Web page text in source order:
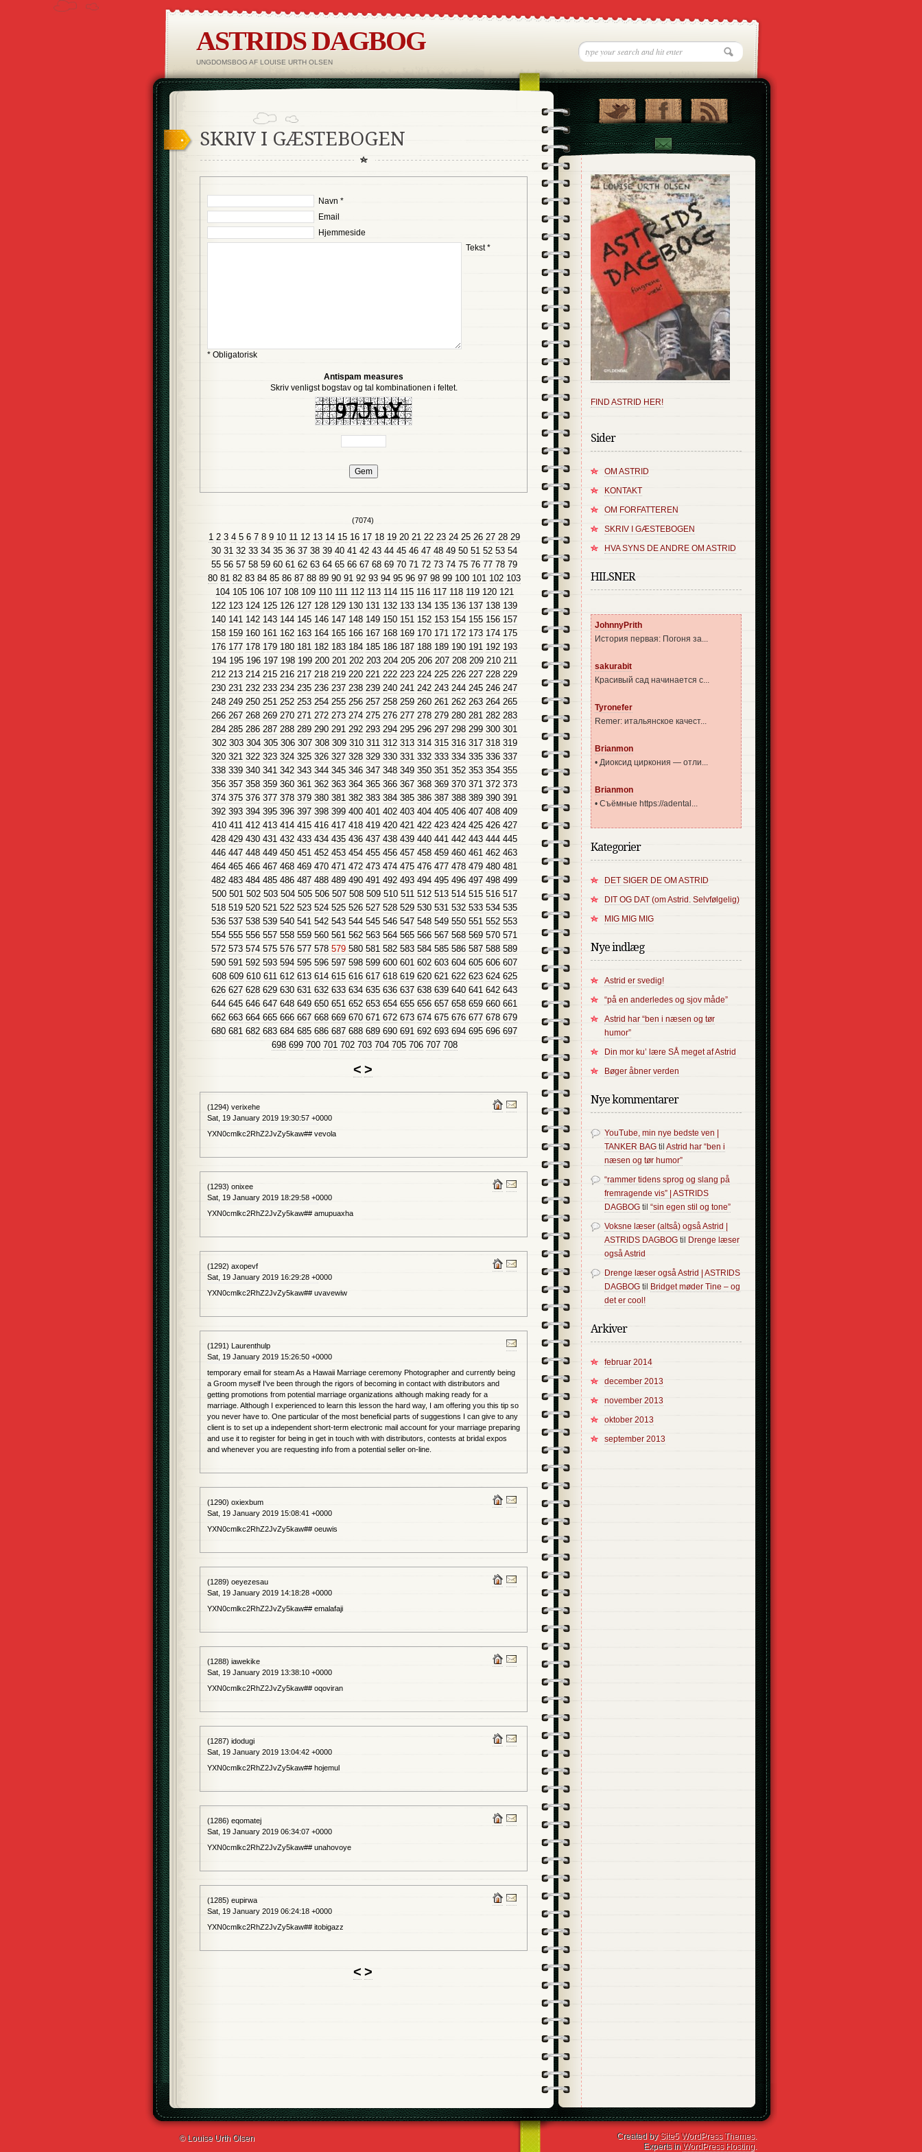
ASTRIDS DAGBOG
UNGDOMSBOG AF LOUISE URTH OLSEN
SKRIV I GÆSTEBOGEN
Navn *
Email
Hjemmeside
Tekst *
* Obligatorisk
Antispam measures
Skriv venligst bogstav og tal kombinationen i feltet.
(7074)
1 2 3 4 5 6 7 8 9 10 11 12 13 14 15 16 17 18 19 20 21 22 23 24 25 26 27 28 29
30 31 32 33 34 35 36 37 38 39 40 41 42 43 44 45 46 47 48 49 50 51 52 53 54
55 56 57 58 59 60 61 62 63 64 65 66 67 68 69 70 71 72 73 74 75 76 77 78 79
80 81 82 83 84 85 86 87 88 89 90 91 92 93 94 95 96 97 98 99 100 101 102 103
104 105 106 107 108 109 110 111 112 113 114 115 116 117 118 119 120 121
122 123 124 125 126 127 128 129 130 131 132 133 134 135 136 137 138 139
140 141 142 143 144 145 146 147 148 149 150 151 152 153 154 155 156 157
158 159 160 161 162 163 164 165 166 167 168 169 170 171 172 173 174 175
176 177 178 179 180 181 182 183 184 185 186 187 188 189 190 191 192 193
194 195 196 197 198 199 200 201 202 203 204 205 206 207 208 209 210 211
212 213 214 215 216 217 218 219 220 221 222 223 224 225 226 227 228 229
230 231 232 233 234 235 236 237 238 239 240 241 242 243 244 245 246 247
248 249 250 251 252 253 254 255 256 257 258 259 260 261 262 263 264 265
266 267 268 269 270 271 272 273 274 275 276 277 278 279 280 281 282 283
284 285 286 287 288 289 290 291 292 293 294 295 296 297 298 299 300 301
302 303 304 305 306 307 308 309 310 311 312 313 314 315 316 317 318 319
320 321 322 323 324 325 326 327 328 329 330 331 332 333 334 335 336 337
338 339 340 341 342 343 344 345 346 347 348 349 350 351 352 353 354 355
356 357 358 359 360 361 362 363 364 365 366 367 368 369 370 371 372 373
374 375 376 377 378 379 380 381 382 383 384 385 386 387 388 389 390 391
392 393 394 395 396 397 398 399 400 401 402 403 404 405 406 407 408 409
410 411 412 413 414 415 416 417 418 419 420 421 422 423 424 425 426 427
428 429 430 431 432 433 434 435 436 437 438 439 440 441 442 443 444 445
446 447 448 449 450 451 452 453 454 455 456 457 458 459 460 461 462 463
464 465 466 467 468 469 470 471 472 473 474 475 476 477 478 479 480 481
482 483 484 485 486 487 488 489 490 491 492 493 494 495 496 497 498 499
500 501 502 503 504 505 506 507 508 509 510 511 512 513 514 515 516 517
518 519 520 521 522 523 524 525 526 527 528 529 530 531 532 533 534 535
536 537 538 539 540 541 542 543 544 545 546 547 548 549 550 551 552 553
554 555 556 557 558 559 560 561 562 563 564 565 566 567 568 569 570 571
572 573 574 575 576 577 578 579 580 581 582 583 584 585 586 587 588 589
590 591 592 593 594 595 596 597 598 599 600 601 602 603 604 605 606 607
608 609 610 611 612 613 614 615 616 617 618 619 620 621 622 623 624 625
626 627 628 629 630 631 632 633 634 635 636 637 638 639 640 641 642 643
644 645 646 647 648 649 650 651 652 653 654 655 656 657 658 659 660 661
662 663 664 665 666 667 668 669 670 671 672 673 674 675 676 677 678 679
680 681 682 683 684 685 686 687 688 689 690 691 692 693 694 695 696 697
698 699 700 701 702 703 704 705 706 707 708
< >
(1294) verixehe
Sat, 19 January 2019 19:30:57 +0000
YXN0cmlkc2RhZ2JvZy5kaw## vevola
(1293) onixee
Sat, 19 January 2019 18:29:58 +0000
YXN0cmlkc2RhZ2JvZy5kaw## amupuaxha
(1292) axopevf
Sat, 19 January 2019 16:29:28 +0000
YXN0cmlkc2RhZ2JvZy5kaw## uvavewiw
(1291) Laurenthulp
Sat, 19 January 2019 15:26:50 +0000
temporary email for steam As a Hawaii Marriage ceremony Photographer and currently being
a Groom myself I've been through the rigors of becoming in contact with distributors and
getting promotions from potential marriage organizations although making ready for a
marriage. Although I experienced to learn this lesson the hard way, I am offering you this tip so
you never have to. One particular of the most beneficial parts of suggestions I can give to any
client is to set up a independent short-term electronic mail account for your marriage preparing
and use it to register for being in get in touch with with distributors, contests at bridal expos
and whenever you are requesting info from a potential seller on-line.
(1290) oxiexbum
Sat, 19 January 2019 15:08:41 +0000
YXN0cmlkc2RhZ2JvZy5kaw## oeuwis
(1289) oeyezesau
Sat, 19 January 2019 14:18:28 +0000
YXN0cmlkc2RhZ2JvZy5kaw## emalafaji
(1288) iawekike
Sat, 19 January 2019 13:38:10 +0000
YXN0cmlkc2RhZ2JvZy5kaw## oqoviran
(1287) idodugi
Sat, 19 January 2019 13:04:42 +0000
YXN0cmlkc2RhZ2JvZy5kaw## hojemul
(1286) eqomatej
Sat, 19 January 2019 06:34:07 +0000
YXN0cmlkc2RhZ2JvZy5kaw## unahovoye
(1285) eupirwa
Sat, 19 January 2019 06:24:18 +0000
YXN0cmlkc2RhZ2JvZy5kaw## itobigazz
< >
FIND ASTRID HER!
Sider
OM ASTRID
KONTAKT
OM FORFATTEREN
SKRIV I GÆSTEBOGEN
HVA SYNS DE ANDRE OM ASTRID
HILSNER
JohnnyPrith
История первая: Погоня за...
sakurabit
Красивый сад начинается с...
Tyronefer
Remer: итальянское качест...
Brianmon
• Диоксид циркония — отли...
Brianmon
• Съёмные https://adental...
Kategorier
DET SIGER DE OM ASTRID
DIT OG DAT (om Astrid. Selvfølgelig)
MIG MIG MIG
Nye indlæg
Astrid er svedig!
“på en anderledes og sjov måde”
Astrid har “ben i næsen og tør
humor”
Din mor ku’ lære SÅ meget af Astrid
Bøger åbner verden
Nye kommentarer
YouTube, min nye bedste ven |
TANKER BAG til Astrid har “ben i
næsen og tør humor”
“rammer tidens sprog og slang på
fremragende vis” | ASTRIDS
DAGBOG til “sin egen stil og tone”
Voksne læser (altså) også Astrid |
ASTRIDS DAGBOG til
Drenge læser
også Astrid
Drenge læser også Astrid | ASTRIDS
DAGBOG til
Bridget møder Tine – og
det er cool!
Arkiver
februar 2014
december 2013
november 2013
oktober 2013
september 2013
Created by Site5 WordPress Themes.
Experts in WordPress Hosting.
© Louise Urth Olsen